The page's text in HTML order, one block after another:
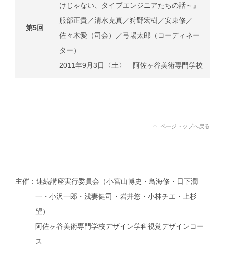
第5回
けじゃない、タイプエンジニアたちの話～』
服部正貴／清水克真／狩野宏樹／安東修／
佐々木愛（司会）／弓場太郎（コーディネー
ター）
2011年9月3日〈土〉 阿佐ヶ谷美術専門学校
ページトップへ戻る
主催： 連続講座実行委員会（小宮山博史・鳥海修・日下潤
一・小沢一郎・浅妻健司・岩井悠・小林チエ・上杉
望）
阿佐ヶ谷美術専門学校デザイン学科視覚デザインコー
ス